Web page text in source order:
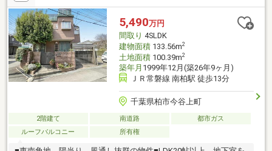
5,490万円
間取り 4SLDK
建物面積133.56m2
土地面積100.39m2
築年月 1999年12月(築26年9ヶ月)
ＪＲ常磐線 南柏駅 徒歩13分
千葉県柏市今谷上町
2階建て 南道路
都市ガス
ルーフバルコニー
所有権